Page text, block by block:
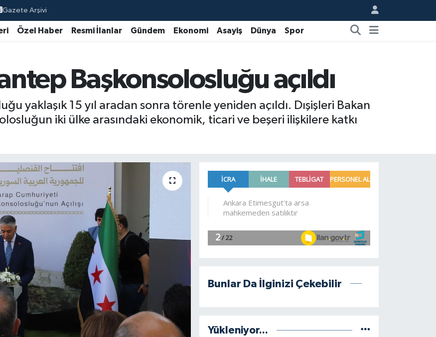
Gazete Arşivi
Özel Haber Resmi İlanlar Gündem Ekonomi Asayiş Dünya Spor
Başkonsolosluğu açıldı
yaklaşık 15 yıl aradan sonra törenle yeniden açıldı. Dışişleri Bakan
iki ülke arasındaki ekonomik, ticari ve beşeri ilişkilere katkı
Bunlar Da İlginizi Çekebilir
Yükleniyor...